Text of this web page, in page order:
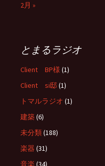
2月 »
とまるラジオ
Client BP様 (1)
Client si邸 (1)
トマルラジオ (1)
建築(6)
未分類(188)
楽器 (31)
音楽 (34)